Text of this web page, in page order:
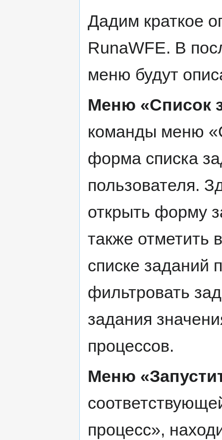
Дадим краткое
RunaWFE. В
меню будут
Меню «Список
команды меню
форма списка
пользователя.
открыть форму
также отметить
списке заданий
фильтровать
задания
процессов.
Меню
процесс»,